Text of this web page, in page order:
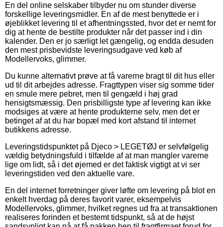
En del online selskaber tilbyder nu om stunder diverse
forskellige leveringsmidler. En af de mest benyttede er i
øjeblikket levering til et afhentningssted, hvor det er nemt for
dig at hente de bestilte produkter når det passer ind i din
kalender. Den er jo særligt let gængelig, og endda desuden
den mest prisbevidste leveringsudgave ved køb af
Modellervoks, glimmer.
Du kunne alternativt prøve at få varerne bragt til dit hus eller
ud til dit arbejdes adresse. Fragttypen viser sig somme tider
en smule mere pebret, men til gengæld i høj grad
hensigtsmæssig. Den prisbilligste type af levering kan ikke
modsiges at være at hente produkterne selv, men det er
betinget af at du har bopæl med kort afstand til internet
butikkens adresse.
Leveringstidspunktet på Djeco > LEGETØJ er selvfølgelig
vældig betydningsfuld i tilfælde af at man mangler varerne
lige om lidt, så i det øjemed er det faktisk vigtigt at vi ser
leveringstiden ved den aktuelle vare.
En del internet forretninger giver løfte om levering på blot en
enkelt hverdag på deres favorit varer, eksempelvis
Modellervoks, glimmer, hvilket regnes ud fra at transaktionen
realiseres forinden et bestemt tidspunkt, så at de højst